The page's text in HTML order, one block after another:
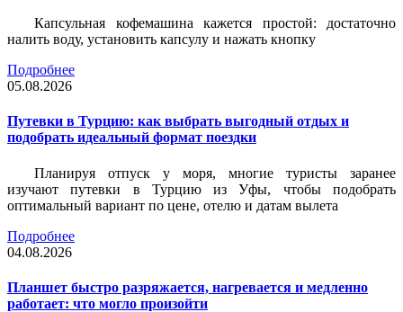
Капсульная кофемашина кажется простой: достаточно
налить воду, установить капсулу и нажать кнопку
Подробнее
05.08.2026
Путевки в Турцию: как выбрать выгодный отдых и
подобрать идеальный формат поездки
Планируя отпуск у моря, многие туристы заранее
изучают путевки в Турцию из Уфы, чтобы подобрать
оптимальный вариант по цене, отелю и датам вылета
Подробнее
04.08.2026
Планшет быстро разряжается, нагревается и медленно
работает: что могло произойти